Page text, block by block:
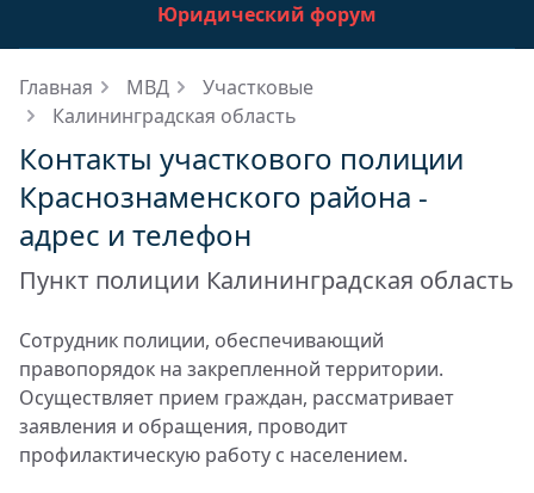
Юридический форум
Главная МВД
Участковые
Калининградская область
Контакты участкового полиции
Краснознаменского района -
адрес и телефон
Пункт полиции Калининградская область
Сотрудник полиции, обеспечивающий
правопорядок на закрепленной территории.
Осуществляет прием граждан, рассматривает
заявления и обращения, проводит
профилактическую работу с населением.